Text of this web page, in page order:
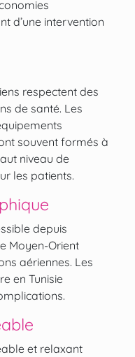
d’une intervention
respectent des
de santé. Les
souvent formés à
niveau de
les patients.
depuis
Moyen-Orient
aériennes. Les
en Tunisie
et relaxant